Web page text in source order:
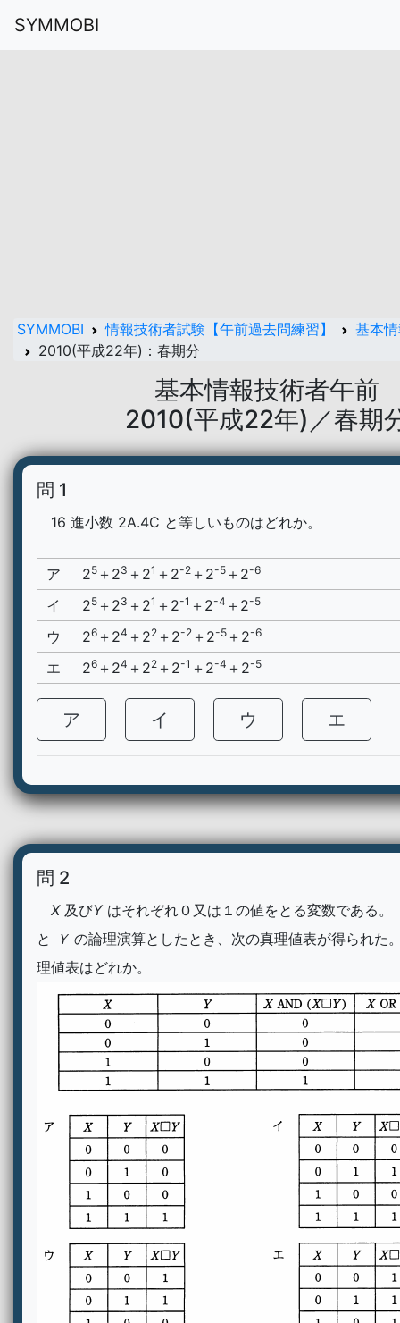
SYMMOBI
SYMMOBI 情報技術者試験【午前過去問練習】
基本
2010(平成22年)：春期分
基本情報技術者午前
2010(平成22年)／春期
問 1
16 進小数 2A.4C と等しいものはどれか。
ア 25 ＋23 ＋21 ＋2-2 ＋2-5 ＋2-6
イ 25 ＋23 ＋21 ＋2-1 ＋2-4 ＋2-5
ウ 26 ＋24 ＋22 ＋2-2 ＋2-5 ＋2-6
エ 26 ＋24 ＋22 ＋2-1 ＋2-4 ＋2-5
ア イ ウ エ
問 2
X 及びY はそれぞれ０又は１の値をとる変数である。
と
Ｙ の論理演算としたとき、次の真理値表が得られた
理値表はどれか。